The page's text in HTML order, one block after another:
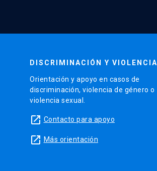
DISCRIMINACIÓN Y VIOLENCIA
Orientación y apoyo en casos de
discriminación, violencia de género o
violencia sexual.
launch Contacto para apoyo
launch Más orientación